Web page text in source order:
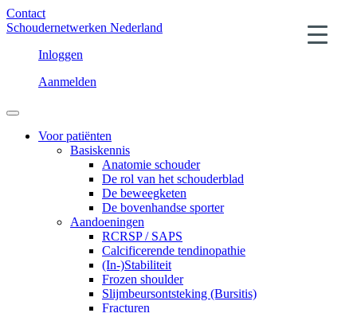
Contact
Schoudernetwerken Nederland
Inloggen
Aanmelden
Voor patiënten
Basiskennis
Anatomie schouder
De rol van het schouderblad
De beweegketen
De bovenhandse sporter
Aandoeningen
RCRSP / SAPS
Calcificerende tendinopathie
(In-)Stabiliteit
Frozen shoulder
Slijmbeursontsteking (Bursitis)
Fracturen